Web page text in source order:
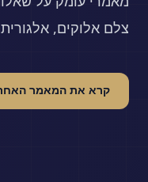
צלם אלוקים,
קרא את המאמר